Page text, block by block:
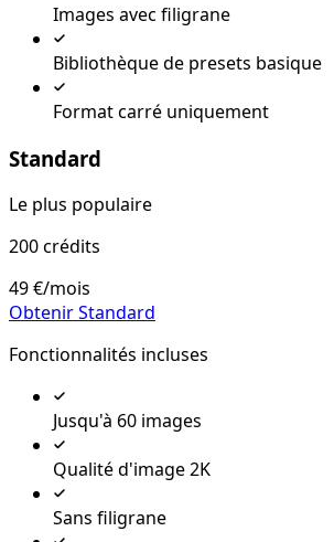
Images avec filigrane
Bibliothèque de presets basique
Format carré uniquement
Standard
Le plus populaire
200 crédits
49 €/mois
Obtenir Standard
Fonctionnalités incluses
Jusqu'à 60 images
Qualité d'image 2K
Sans filigrane